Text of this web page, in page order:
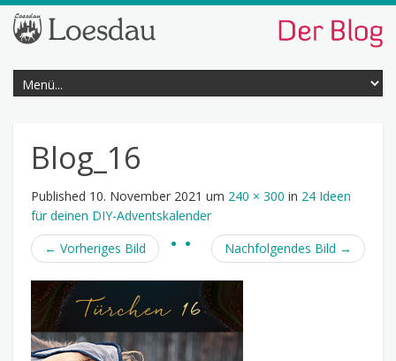
Blog_16
Published 10. November 2021 um 240 × 300 in 24 Ideen
für deinen DIY-Adventskalender
← Vorheriges Bild Nachfolgendes Bild →